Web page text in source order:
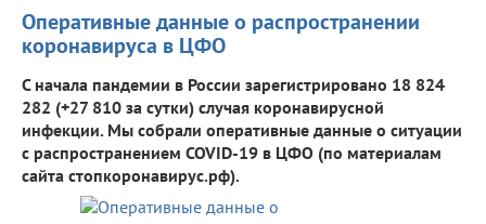
Оперативные данные о распространении
коронавируса в ЦФО
С начала пандемии в России зарегистрировано 18 824
282 (+27 810 за сутки) случая коронавирусной
инфекции. Мы собрали оперативные данные о ситуации
с распространением COVID-19 в ЦФО (по материалам
сайта стопкоронавирус.рф).